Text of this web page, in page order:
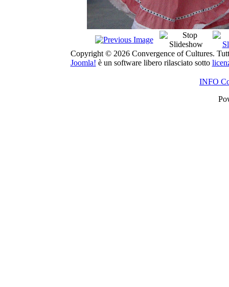
Copyright © 2026 Convergence of Cultures.
Joomla! è un software libero rilasciato sotto
INFO